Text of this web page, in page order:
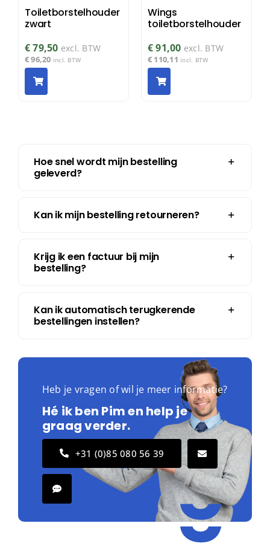
Toiletborstelhouder
zwart
€79,50 excl. BTW
€96,20 incl. BTW
Wings
toiletborstelhouder
€91,00 excl. BTW
€ 110,11 incl. BTW
Hoe snel wordt mijn bestelling
geleverd?
Kan ik mijn bestelling retourneren?
Krijg ik een factuur bij mijn
bestelling?
Kan ik automatisch terugkerende
bestellingen instellen?
Heb je vragen of wil je meer informatie?
Hé ik ben Pim en help je
graag verder.
+31 (0)85 080 56 39